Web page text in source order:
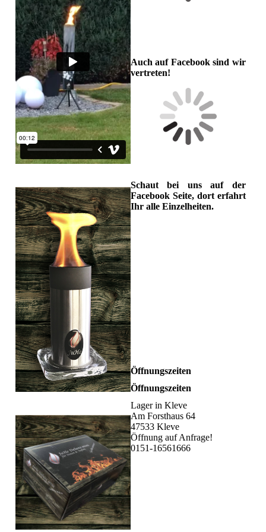
Auch auf Facebook sind wir
vertreten!
Schaut bei uns auf der
Facebook Seite, dort erfahrt
Ihr alle Einzelheiten.
Öffnungszeiten
Öffnungszeiten
Lager in Kleve
Am Forsthaus 64
47533 Kleve
Öffnung auf Anfrage!
0151-16561666